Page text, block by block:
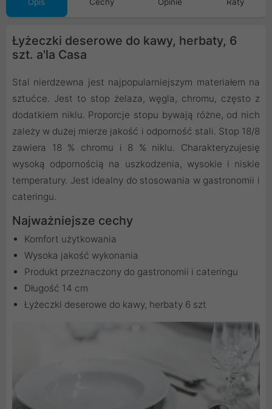
Łyżeczki deserowe do kawy, herbaty, 6
szt. a'la Casa
Stal nierdzewna jest najpopularniejszym materiałem na
sztućce. Jest to stop żelaza, węgla, chromu, często z
dodatkiem niklu. Proporcje stopu bywają różne, od nich
zależy w dużej mierze jakość i odporność stali. Stop 18/8
zawiera 18 % chromu i 8 % niklu. Charakteryzujesię
wysoką odpornością na uszkodzenia, wysokie i niskie
temperatury. Jest idealny do stosowania w gastronomii i
cateringu.
Najważniejsze cechy
Komfort użytkowania
Wysoka jakość wykonania
Produkt przeznaczony do gastronomii i cateringu
Długość 14 cm
Łyżeczki deserowe do kawy, herbaty 6 szt